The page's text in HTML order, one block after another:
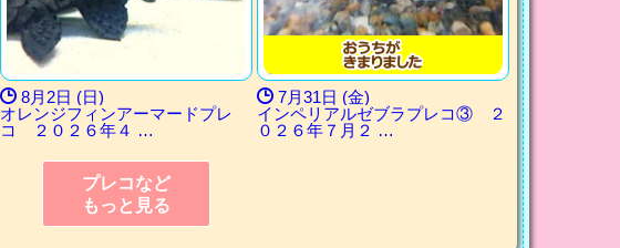
8月2日 (日)
オレンジフィンアーマードプレ
コ ２０２６年４ …
7月31日 (金)
インペリアルゼブラプレコ③ ２
０２６年７月２ …
プレコなど
もっと見る